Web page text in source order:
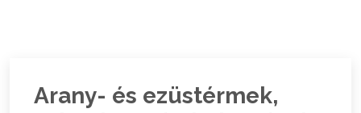
Arany- és ezüstérmek,